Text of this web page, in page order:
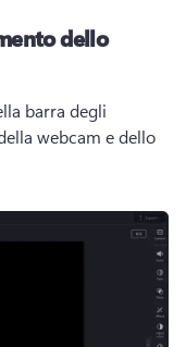
dello
barra degli
webcam e dello